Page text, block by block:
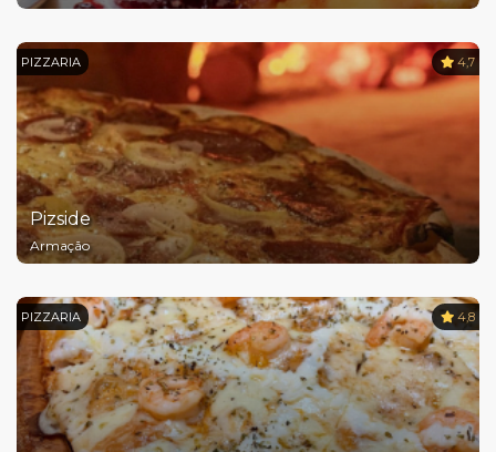
PIZZARIA 4,7
Pizside
Armação
PIZZARIA 4,8